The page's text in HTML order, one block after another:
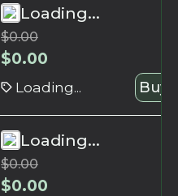
Loading...
$0.00
$0.00
Loading... Buy
Loading...
$0.00
$0.00